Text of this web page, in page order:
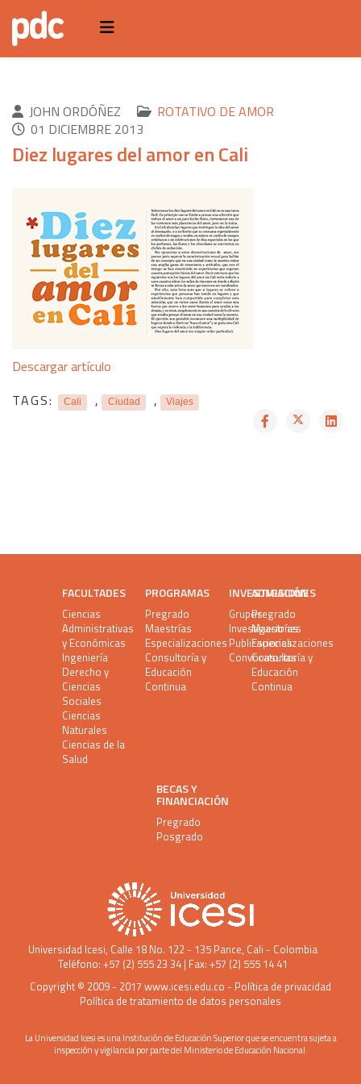
JOHN ORDÓÑEZ
ROTATIVO DE AMOR
01 DICIEMBRE 2013
Diez lugares del amor en Cali
Descargar artículo
TAGS:
Cali , Ciudad , Viajes
FACULTADES
Ciencias
Administrativas
y Económicas
Ingeniería
Derecho y
Ciencias
Sociales
Ciencias
Naturales
Ciencias de la
Salud
PROGRAMAS
Pregrado
Maestrías
Especializaciones
Consultoría y
Educación
Continua
INVESTIGACIÓN
Grupos
Investigaciones
Publicaciones
Convocatorias
ADMISIONES
Pregrado
Maestrías
Especializaciones
Consultoría y
Educación
Continua
BECAS Y
FINANCIACIÓN
Pregrado
Posgrado
Universidad Icesi, Calle 18 No. 122 - 135 Pance, Cali - Colombia
Teléfono: +57 (2) 555 23 34 | Fax: +57 (2) 555 14 41
Copyright © 2009 - 2017 www.icesi.edu.co - Política de privacidad
Política de tratamiento de datos personales
La Universidad Icesi es una Institución de Educación Superior que se encuentra sujeta a
inspección y vigilancia por parte del Ministerio de Educación Nacional.